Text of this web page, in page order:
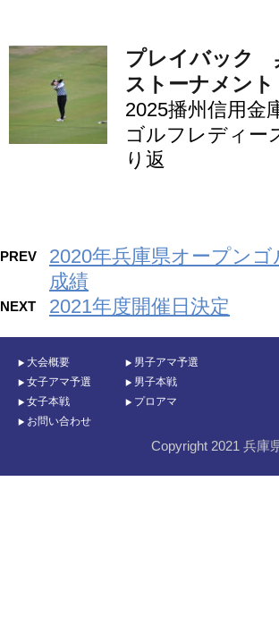
プレイバック
ストーナメント
2025播州信用
ゴルフレディー
り返
PREV
2020年兵庫県オープン
成績
NEXT 2021年度開催日決定
大会概要
男子アマ予選
女子アマ予選
男子本戦
女子本戦
プロアマ
お問い合わせ
Copyright 2021 兵庫